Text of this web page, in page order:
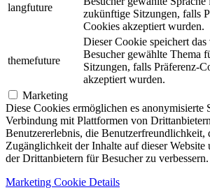
langfuture
zukünftige Sitzungen, falls
Cookies akzeptiert wurden.
themefuture
Dieser Cookie speichert das
Besucher gewählte Thema
Sitzungen, falls Präferenz-
akzeptiert wurden.
Marketing
Diese Cookies ermöglichen es anonymisierte
Verbindung mit Plattformen von
Benutzererlebnis, die Benutzerfreundlichkeit,
Zugänglichkeit der Inhalte auf dieser Website
der Drittanbietern für Besucher zu verbessern.
Marketing Cookie Details